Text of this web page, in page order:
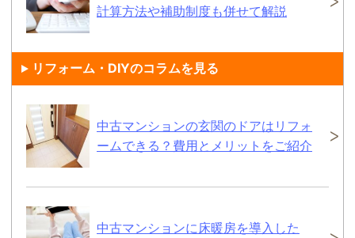
計算方法や補助制度も併せて解説
リフォーム・DIYのコラムを見る
中古マンションの玄関のドアはリフォ
ームできる？費用とメリットをご紹介
中古マンションに床暖房を導入した